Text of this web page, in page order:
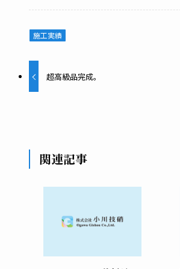
施工実績
超高級品完成。
関連記事